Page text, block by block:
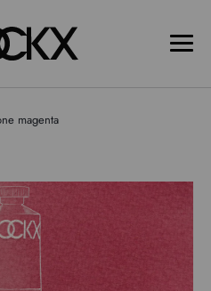
magenta